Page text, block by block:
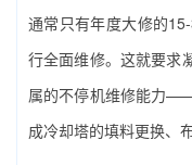
通常只有年度大修的
行全面维修。这就要求‌
属的不停机维修能力
成冷却塔的填料更换、